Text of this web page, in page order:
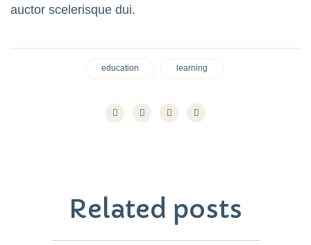
auctor scelerisque dui.
education learning
Related posts